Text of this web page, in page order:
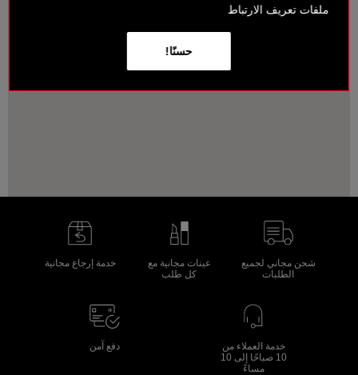
ملفات تعريف الارتباط
حسنًا!
شحن مجاني لجميع
الطلبات
عينات مجانية مع
كل طلب
خدمة إرجاع مجانية
خدمة العملاء من
10 صباحًا إلى 10
مساءً
دفع آمن